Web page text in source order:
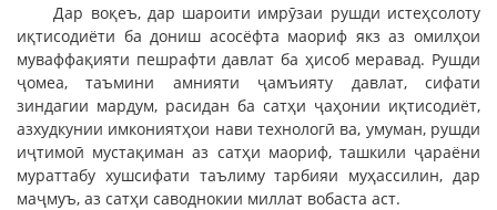
Дар воқеъ, дар шароити имрӯзаи рушди истеҳсолоту
иқтисодиёти ба дониш асосёфта маориф якз аз омилҳои
муваффақияти пешрафти давлат ба ҳисоб меравад. Рушди
ҷомеа, таъмини амнияти ҷамъияту давлат, сифати
зиндагии мардум, расидан ба сатҳи ҷаҳонии иқтисодиёт,
азхудкунии имкониятҳои нави технологӣ ва, умуман, рушди
иҷтимоӣ мустақиман аз сатҳи маориф, ташкили ҷараёни
мураттабу хушсифати таълиму тарбияи муҳассилин, дар
маҷмуъ, аз сатҳи саводнокии миллат вобаста аст.